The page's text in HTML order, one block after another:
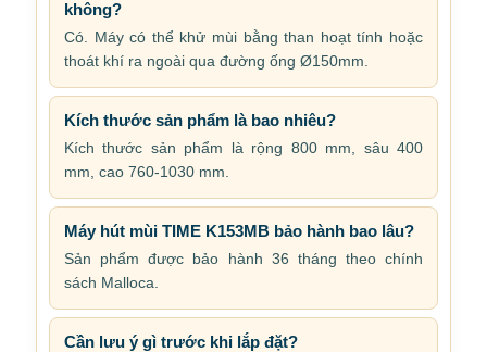
không?
Có. Máy có thể khử mùi bằng than hoạt tính hoặc
thoát khí ra ngoài qua đường ống Ø150mm.
Kích thước sản phẩm là bao nhiêu?
Kích thước sản phẩm là rộng 800 mm, sâu 400
mm, cao 760-1030 mm.
Máy hút mùi TIME K153MB bảo hành bao lâu?
Sản phẩm được bảo hành 36 tháng theo chính
sách Malloca.
Cần lưu ý gì trước khi lắp đặt?